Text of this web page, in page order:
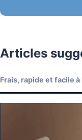
Articles
Frais, rapide et facile à